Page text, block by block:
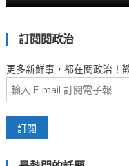
訂閱閱政治
更多新鮮事，都在閱政治！